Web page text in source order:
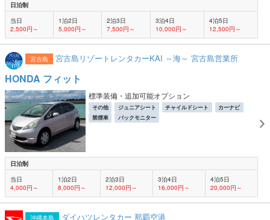
日泊制
当日
2,500円～
1泊2日
5,000円～
2泊3日
7,500円～
3泊4日
10,000円～
4泊5日
12,500円～
宮古島 宮古島リゾートレンタカーKAI ～海～ 宮古島営業所
HONDA フィット
標準装備・追加可能オプション
その他 ジュニアシート チャイルドシート
カーナビ
禁煙車
バックモニター
日泊制
当日
4,000円～
1泊2日
8,000円～
2泊3日
12,000円～
3泊4日
16,000円～
4泊5日
20,000円～
沖縄本島 ダイハツレンタカー 那覇空港